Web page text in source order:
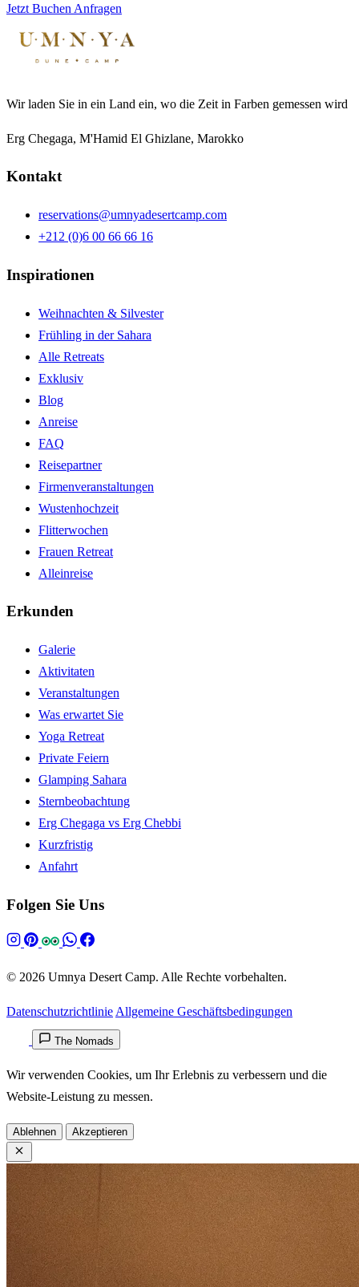
Jetzt Buchen Anfragen
Wir laden Sie in ein Land ein, wo die Zeit in Farben gemessen wird
Erg Chegaga, M'Hamid El Ghizlane, Marokko
Kontakt
reservations@umnyadesertcamp.com
+212 (0)6 00 66 66 16
Inspirationen
Weihnachten & Silvester
Frühling in der Sahara
Alle Retreats
Exklusiv
Blog
Anreise
FAQ
Reisepartner
Firmenveranstaltungen
Wustenhochzeit
Flitterwochen
Frauen Retreat
Alleinreise
Erkunden
Galerie
Aktivitaten
Veranstaltungen
Was erwartet Sie
Yoga Retreat
Private Feiern
Glamping Sahara
Sternbeobachtung
Erg Chegaga vs Erg Chebbi
Kurzfristig
Anfahrt
Folgen Sie Uns
© 2026 Umnya Desert Camp. Alle Rechte vorbehalten.
DatenschutzrichtlinieAllgemeine Geschäftsbedingungen
The Nomads
Wir verwenden Cookies, um Ihr Erlebnis zu verbessern und die
Website-Leistung zu messen.
Ablehnen Akzeptieren